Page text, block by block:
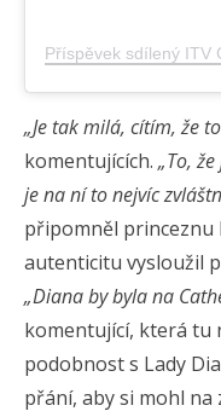
„Je tak milá, cítím, že
komentujících. „To,
je na ní to nejvíc
připomněl princeznu
autenticitu vysloužil
„Diana by byla na
komentující, která tu
podobnost s Lady
přání, aby si mohl